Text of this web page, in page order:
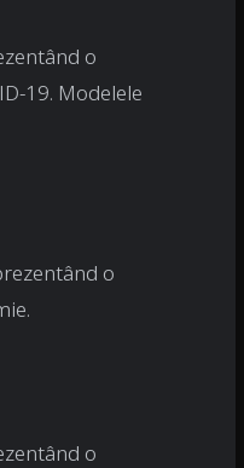
o
19. Modelele
o
o